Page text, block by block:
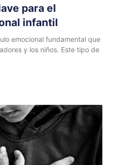
para el
infantil
emocional fundamental que
y los niños. Este tipo de